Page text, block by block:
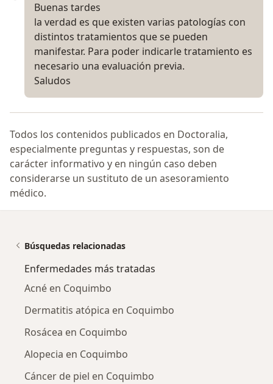
Buenas tardes
la verdad es que existen varias patologías con
distintos tratamientos que se pueden
manifestar. Para poder indicarle tratamiento es
necesario una evaluación previa.
Saludos
Todos los contenidos publicados en Doctoralia,
especialmente preguntas y respuestas, son de
carácter informativo y en ningún caso deben
considerarse un sustituto de un asesoramiento
médico.
Búsquedas relacionadas
Enfermedades más tratadas
Acné en Coquimbo
Dermatitis atópica en Coquimbo
Rosácea en Coquimbo
Alopecia en Coquimbo
Cáncer de piel en Coquimbo